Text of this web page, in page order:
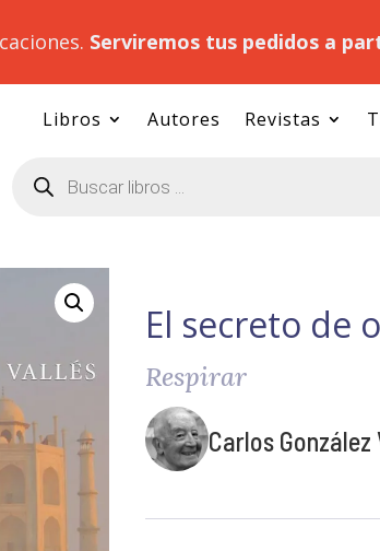
Serviremos tus pedidos a
Libros Autores Revistas
productos
El secreto de
Respirar
Carlos González